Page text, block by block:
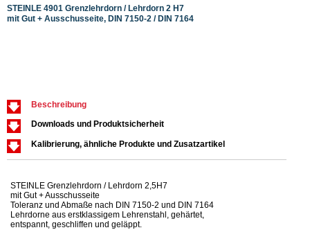
STEINLE 4901 Grenzlehrdorn / Lehrdorn 2 H7
mit Gut + Ausschusseite, DIN 7150-2 / DIN 7164
Beschreibung
Downloads und Produktsicherheit
Kalibrierung, ähnliche Produkte und Zusatzartikel
STEINLE Grenzlehrdorn / Lehrdorn 2,5H7
mit Gut + Ausschusseite
Toleranz und Abmaße nach DIN 7150-2 und DIN 7164
Lehrdorne aus erstklassigem Lehrenstahl, gehärtet,
entspannt, geschliffen und geläppt.